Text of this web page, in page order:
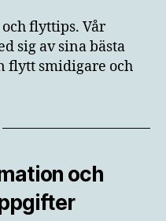
flyttips. Vår
sig av sina bästa
flytt smidigare och
och